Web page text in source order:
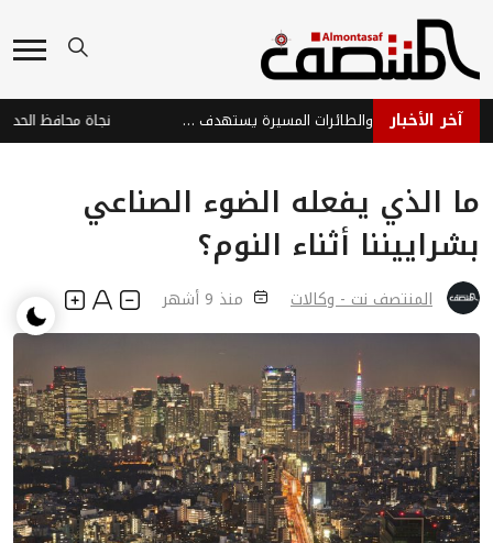
آخر الأخبار هجوم حوثي بالصواريخ والطائرات المسيرة يستهدف ميناء المخا والساحل الغربي
ما الذي يفعله الضوء الصناعي
بشراييننا أثناء النوم؟
المنتصف نت - وكالات منذ 9 أشهر